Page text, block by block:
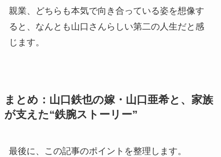
親業、どちらも本気で向き合っている姿を想像す
ると、なんとも山口さんらしい第二の人生だと感
じます。
まとめ：山口鉄也の嫁・山口亜希と、家族
が支えた“鉄腕ストーリー”
最後に、この記事のポイントを整理します。